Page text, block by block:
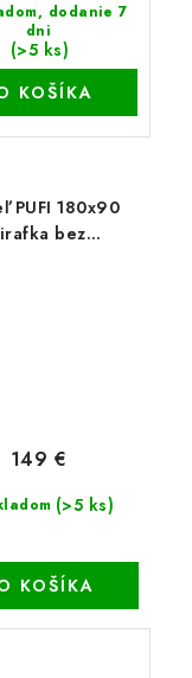
dodanie 7
dni
(>5 ks)
KOŠÍKA
PUFI 180x90
bez
(>5 ks)
149 €
KOŠÍKA